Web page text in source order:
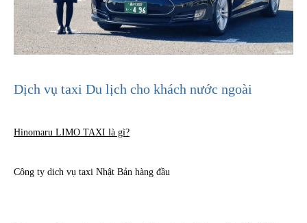
Dịch vụ taxi Du lịch cho khách nước ngoài
Hinomaru LIMO TAXI là gì?
Công ty dich vụ taxi Nhật Bản hàng đầu